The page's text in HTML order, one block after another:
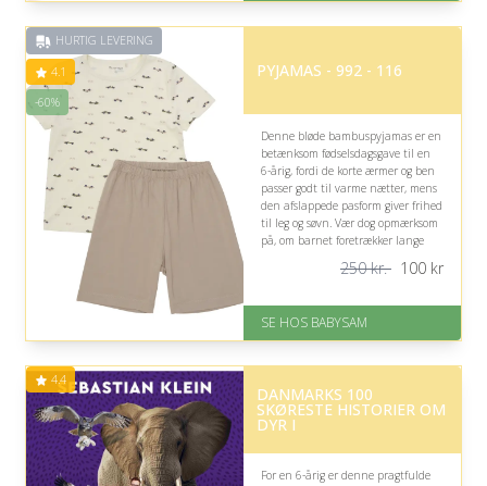
HURTIG LEVERING
4.1
-60%
PYJAMAS - 992 - 116
Denne bløde bambuspyjamas er en
betænksom fødselsdagsgave til en
6-årig, fordi de korte ærmer og ben
passer godt til varme nætter, mens
den afslappede pasform giver frihed
til leg og søvn. Vær dog opmærksom
på, om barnet foretrækker lange
På lager
Levering: 1-2 dages levering
af 5
kr.)
250 kr. 100kr
SE HOS BABYSAM
4.4
DANMARKS 100
SKØRESTE HISTORIER OM
DYR I
For en 6-årig er denne pragtfulde